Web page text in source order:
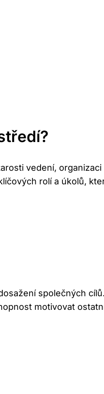
vedení,
rolí a úkolů,​
společných
motivovat